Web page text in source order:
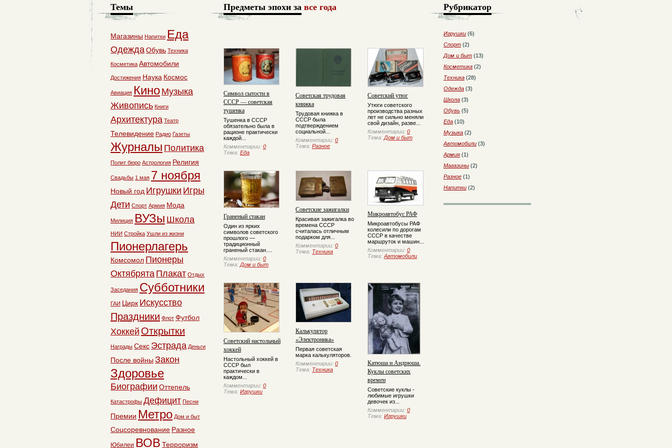
Предметы эпохи завсе года
Символ сытости в
СССР — советская
тушенка
Тушенка в СССР
обязательно была в
рационе практически
каждой...
Комментарии: 0
Тема: Еда
Советская трудовая
книжка
Трудовая книжка в
СССР была
подтверждением
социальной...
Комментарии: 0
Тема: Разное
Советский утюг
Утюги советского
производства разных
лет не сильно меняли
свой дизайн, разве...
Комментарии: 0
Тема: Дом и быт
Граненый стакан
Один из ярких
символов советского
прошлого —
традиционный
граненый стакан....
Комментарии: 0
Тема: Дом и быт
Советские зажигалки
Красивая зажигалка во
времена СССР
считалась отличным
подарком для...
Комментарии: 0
Тема: Техника
Микроавтобус РАФ
Микроавтобусы РАФ
колесили по дорогам
СССР в качестве
маршруток и машин...
Комментарии: 0
Тема: Автомобили
Советский настольный
хоккей
Настольный хоккей в
СССР был
практически в
каждом...
Комментарии: 0
Тема: Игрушки
Калькулятор
«Электроника»
Первая советская
марка калькуляторов.
Комментарии: 0
Тема: Техника
Катюша и Андрюша.
Куклы советских
времен
Советские куклы -
любимые игрушки
девочек из...
Комментарии: 0
Тема: Игрушки
Рубрикатор
Игрушки (6)
Спорт (2)
Дом и быт (13)
Косметика (2)
Техника (28)
Одежда (3)
Школа (3)
Обувь (5)
Еда (10)
Музыка (2)
Автомобили (3)
Армия (1)
Магазины (2)
Разное (1)
Напитки (2)
Темы
Магазины Напитки Еда
ОдеждаОбувь Техника
Косметика Автомобили
Достижения Наука Космос
Авиация Кино Музыка
Живопись Книги
Архитектура Театр
Телевидение Радио Газеты
Журналы Политика
Полит бюро Астрология Религия
Свадьбы 1 мая 7 ноября
Новый год Игрушки Игры
Дети Спорт Армия Мода
Милиция ВУЗы Школа
НИИ Стройка Ушли из жизни
Пионерлагерь
Комсомол Пионеры
Октябрята Плакат Отдых
Заседания Субботники
ГАИ Цирк Искусство
Праздники Флот Футбол
Хоккей Открытки
Награды Секс Эстрада Деньги
После войны Закон
Здоровье
Биографии Оттепель
Катастрофы Дефицит Песни
Премии Метро Дом и быт
Соцсоревнование Разное
Юбилеи ВОВ Терроризм